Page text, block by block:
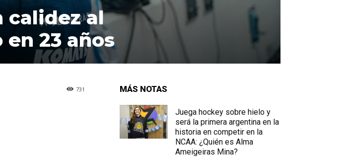
calidez al
23 años
731 MÁS NOTAS
Juega hockey sobre hielo y
será la primera argentina en la
historia en competir en la
NCAA: ¿Quién es Alma
Ameigeiras Mina?